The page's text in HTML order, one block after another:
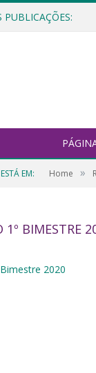
EM: Home »
1º BIMESTRE
Bimestre 2020